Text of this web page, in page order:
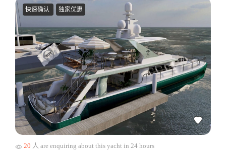
快速确认 独家优惠
20 人 are enquiring about this yacht in 24 hours